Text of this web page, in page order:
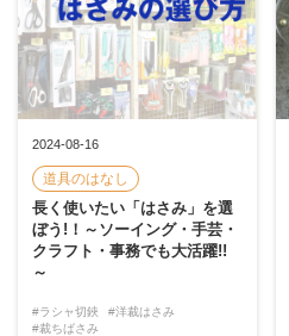
2024-08-16
道具のはなし
長く使いたい「はさみ」を選
ぼう!！～ソーイング・手芸・
クラフト・事務でも大活躍!!
～
#ラシャ切鋏
#洋裁はさみ
#裁ちばさみ